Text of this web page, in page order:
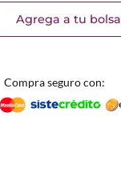
Agrega a tu bolsa
Compra seguro con: